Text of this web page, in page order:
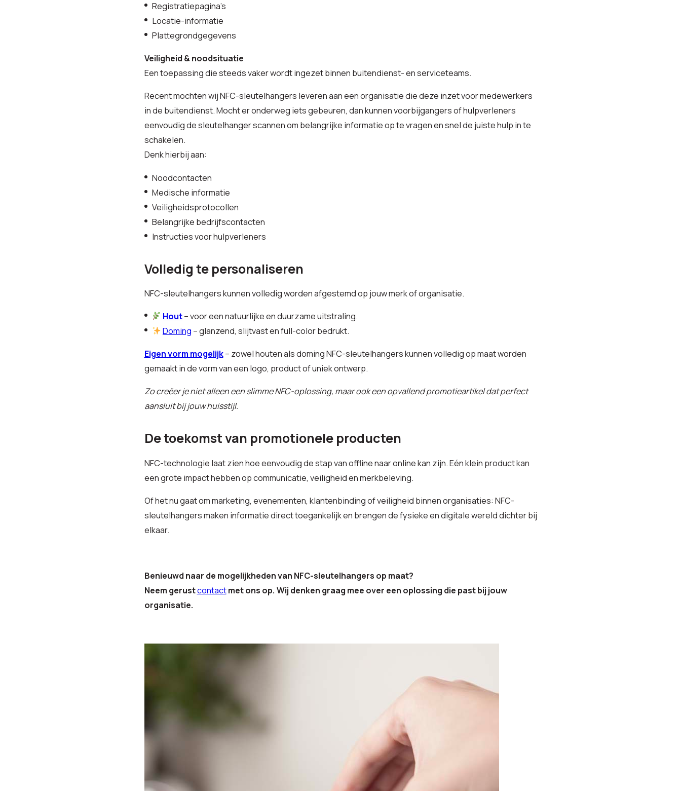
Registratiepagina’s
Locatie-informatie
Plattegrondgegevens
Veiligheid & noodsituatie
Een toepassing die steeds vaker wordt ingezet binnen buitendienst- en serviceteams.
Recent mochten wij NFC-sleutelhangers leveren aan een organisatie die deze inzet voor medewerkers
in de buitendienst. Mocht er onderweg iets gebeuren, dan kunnen voorbijgangers of hulpverleners
eenvoudig de sleutelhanger scannen om belangrijke informatie op te vragen en snel de juiste hulp in te
schakelen.
Denk hierbij aan:
Noodcontacten
Medische informatie
Veiligheidsprotocollen
Belangrijke bedrijfscontacten
Instructies voor hulpverleners
Volledig te personaliseren
NFC-sleutelhangers kunnen volledig worden afgestemd op jouw merk of organisatie.
Hout– voor een natuurlijke en duurzame uitstraling.
Doming – glanzend, slijtvast en full-color bedrukt.
Eigen vorm mogelijk– zowel houten als doming NFC-sleutelhangers kunnen volledig op maat worden
gemaakt in de vorm van een logo, product of uniek ontwerp.
Zo creëer je niet alleen een slimme NFC-oplossing, maar ook een opvallend promotieartikel dat perfect
aansluit bij jouw huisstijl.
De toekomst van promotionele producten
NFC-technologie laat zien hoe eenvoudig de stap van offline naar online kan zijn. Eén klein product kan
een grote impact hebben op communicatie, veiligheid en merkbeleving.
Of het nu gaat om marketing, evenementen, klantenbinding of veiligheid binnen organisaties: NFC-
sleutelhangers maken informatie direct toegankelijk en brengen de fysieke en digitale wereld dichter bij
elkaar.
Benieuwd naar de mogelijkheden van NFC-sleutelhangers op maat?
Neem gerustcontactmet ons op. Wij denken graag mee over een oplossing die past bij jouw
organisatie.